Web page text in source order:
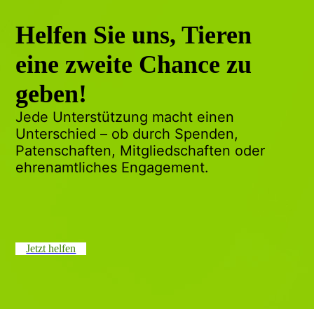
Helfen Sie uns, Tieren
eine zweite Chance zu
geben!
Jede Unterstützung macht einen
Unterschied – ob durch Spenden,
Patenschaften, Mitgliedschaften oder
ehrenamtliches Engagement.
Jetzt helfen